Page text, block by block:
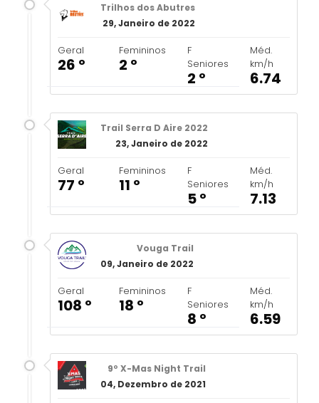
Trilhos dos Abutres
29, Janeiro de 2022
Geral
26 º
Femininos
2 º
F
Seniores
2 º
Méd.
km/h
6.74
Trail Serra D Aire 2022
23, Janeiro de 2022
Geral
77 º
Femininos
11 º
F
Seniores
5 º
Méd.
km/h
7.13
Vouga Trail
09, Janeiro de 2022
Geral
108 º
Femininos
18 º
F
Seniores
8 º
Méd.
km/h
6.59
9º X-Mas Night Trail
04, Dezembro de 2021